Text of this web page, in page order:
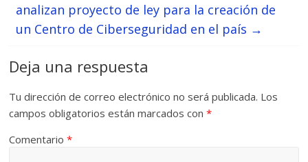
analizan proyecto de ley para la creación de
un Centro de Ciberseguridad en el país →
Deja una respuesta
Tu dirección de correo electrónico no será publicada. Los
campos obligatorios están marcados con*
Comentario*